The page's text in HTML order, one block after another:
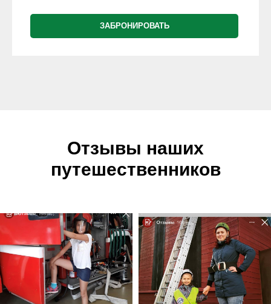
ЗАБРОНИРОВАТЬ
Отзывы наших
путешественников